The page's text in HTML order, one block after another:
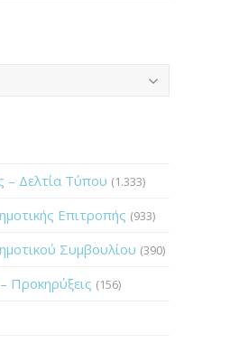
– Δελτία Τύπου (1.333)
Επιτροπής (933)
Συμβουλίου (390)
Προκηρύξεις (156)